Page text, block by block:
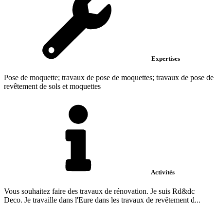
Expertises
Pose de moquette; travaux de pose de moquettes; travaux de pose de
revêtement de sols et moquettes
Activités
Vous souhaitez faire des travaux de rénovation. Je suis Rd&dc
Deco. Je travaille dans l'Eure dans les travaux de revêtement d...